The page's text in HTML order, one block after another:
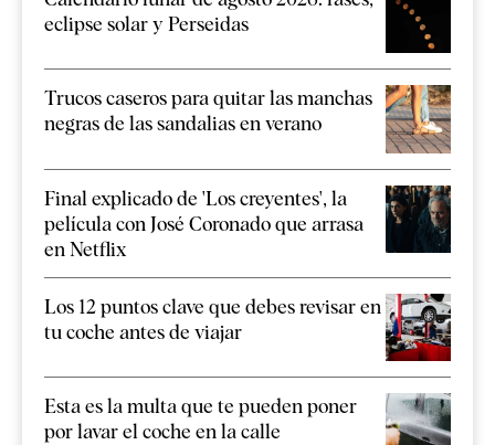
eclipse solar y Perseidas
Trucos caseros para quitar las manchas
negras de las sandalias en verano
Final explicado de 'Los creyentes', la
película con José Coronado que arrasa
en Netflix
Los 12 puntos clave que debes revisar en
tu coche antes de viajar
Esta es la multa que te pueden poner
por lavar el coche en la calle